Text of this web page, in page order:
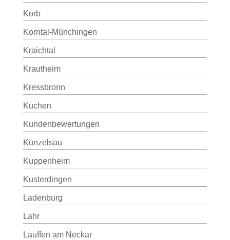
Korb
Korntal-Münchingen
Kraichtal
Krautheim
Kressbronn
Kuchen
Kundenbewertungen
Künzelsau
Kuppenheim
Kusterdingen
Ladenburg
Lahr
Lauffen am Neckar